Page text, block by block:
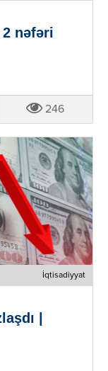
2 nəfəri
246
İqtisadiyyat
|